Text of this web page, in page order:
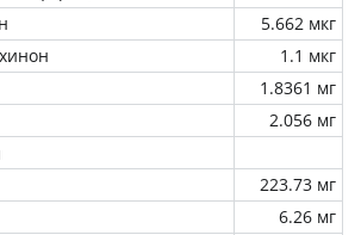
5.662 мкг
1.1 мкг
1.8361 мг
2.056 мг
223.73 мг
6.26 мг